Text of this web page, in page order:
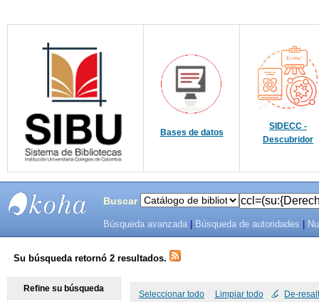
Bases de datos
SIDECC -
Descubridor
SISTEMAS
DE
Buscar
Búsqueda avanzada Búsqueda de autoridades
Su búsqueda retornó 2 resultados.
Seleccionar todo Limpiar todo De-
Refine su búsqueda